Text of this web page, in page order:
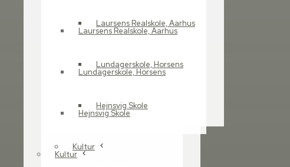
Laursens Realskole, Aarhus
Lundagerskole, Horsens
Hejnsvig Skole
Kultur
Laursens Realskole, Aarhus
Lundagerskole, Horsens
Hejnsvig Skole
Kultur
3 Dagsinstitutioner
DMJX Katrinebjerg
DMJX Ørestad
IBA
Stigsborg